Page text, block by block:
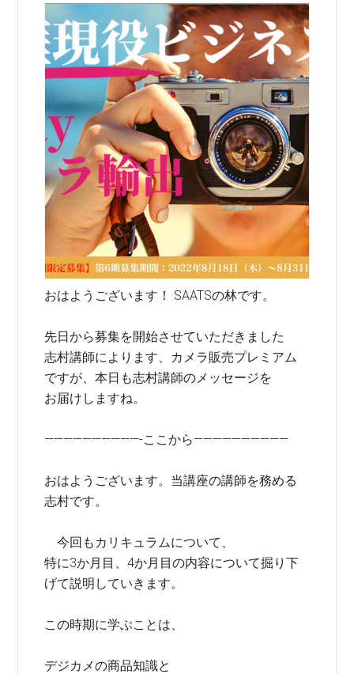
おはようございます！ SAATSの林です。
先日から募集を開始させていただきました
志村講師によります、カメラ販売プレミアム
ですが、本日も志村講師のメッセージを
お届けしますね。
——————————-ここから——————————
おはようございます。当講座の講師を務める
志村です。
今回もカリキュラムについて、
特に3か月目、4か月目の内容について掘り下
げて説明していきます。
この時期に学ぶことは、
デジカメの商品知識と